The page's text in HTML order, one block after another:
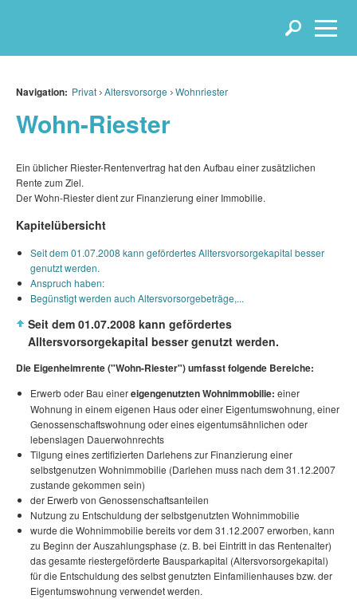
Navigation: Privat Altersvorsorge Wohnriester
Wohn-Riester
Ein üblicher Riester-Rentenvertrag hat den Aufbau einer zusätzlichen
Rente zum Ziel.
Der Wohn-Riester dient zur Finanzierung einer Immobilie.
Kapitelübersicht
Seit dem 01.07.2008 kann gefördertes Alltersvorsorgekapital besser
genutzt werden.
Anspruch haben:
Begünstigt werden auch Altersvorsorgebeträge,...
Seit dem 01.07.2008 kann gefördertes
Alltersvorsorgekapital besser genutzt werden.
Die Eigenheimrente ("Wohn-Riester") umfasst folgende Bereiche:
Erwerb oder Bau einereigengenutzten Wohnimmobilie: einer
Wohnung in einem eigenen Haus oder einer Eigentumswohnung, einer
Genossenschaftswohnung oder eines eigentumsähnlichen oder
lebenslagen Dauerwohnrechts
Tilgung eines zertifizierten Darlehens zur Finanzierung einer
selbstgenutzen Wohnimmobilie (Darlehen muss nach dem 31.12.2007
zustande gekommen sein)
der Erwerb von Genossenschaftsanteilen
Nutzung zu Entschuldung der selbstgenutzten Wohnimmobilie
wurde die Wohnimmobilie bereits vor dem 31.12.2007 erworben, kann
zu Beginn der Auszahlungsphase (z. B. bei Eintritt in das Rentenalter)
das gesamte riestergeförderte Bausparkapital (Altersvorsorgekapital)
für die Entschuldung des selbst genutzten Einfamilienhauses bzw. der
Eigentumswohnung verwendet werden.